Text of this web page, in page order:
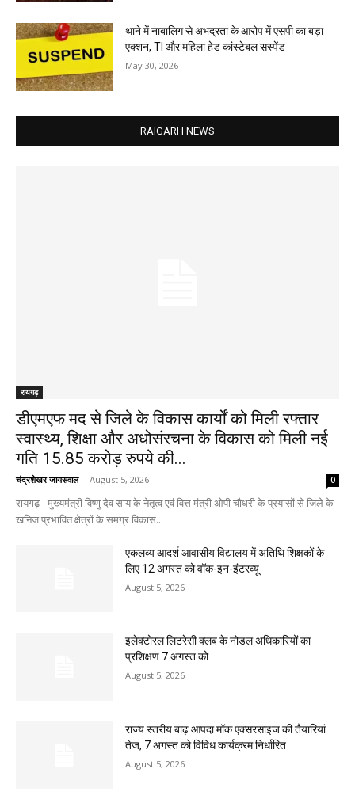
थाने में नाबालिग से अभद्रता के आरोप में एसपी का बड़ा
एक्शन, TI और महिला हेड कांस्टेबल सस्पेंड
May 30, 2026
RAIGARH NEWS
रायगढ़
डीएमएफ मद से जिले के विकास कार्यों को मिली रफ्तार
स्वास्थ्य, शिक्षा और अधोसंरचना के विकास को मिली नई
गति 15.85 करोड़ रुपये की...
चंद्रशेखर जायसवाल - August 5, 2026 0
रायगढ़ - मुख्यमंत्री विष्णु देव साय के नेतृत्व एवं वित्त मंत्री ओपी चौधरी के प्रयासों से जिले के
खनिज प्रभावित क्षेत्रों के समग्र विकास...
एकलव्य आदर्श आवासीय विद्यालय में अतिथि शिक्षकों के
लिए 12 अगस्त को वॉक-इन-इंटरव्यू
August 5, 2026
इलेक्टोरल लिटरेसी क्लब के नोडल अधिकारियों का
प्रशिक्षण 7 अगस्त को
August 5, 2026
राज्य स्तरीय बाढ़ आपदा मॉक एक्सरसाइज की तैयारियां
तेज, 7 अगस्त को विविध कार्यक्रम निर्धारित
August 5, 2026